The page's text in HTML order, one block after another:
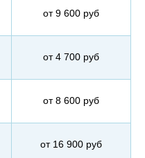
от 9 600 руб
от 4 700 руб
от 8 600 руб
от 16 900 руб